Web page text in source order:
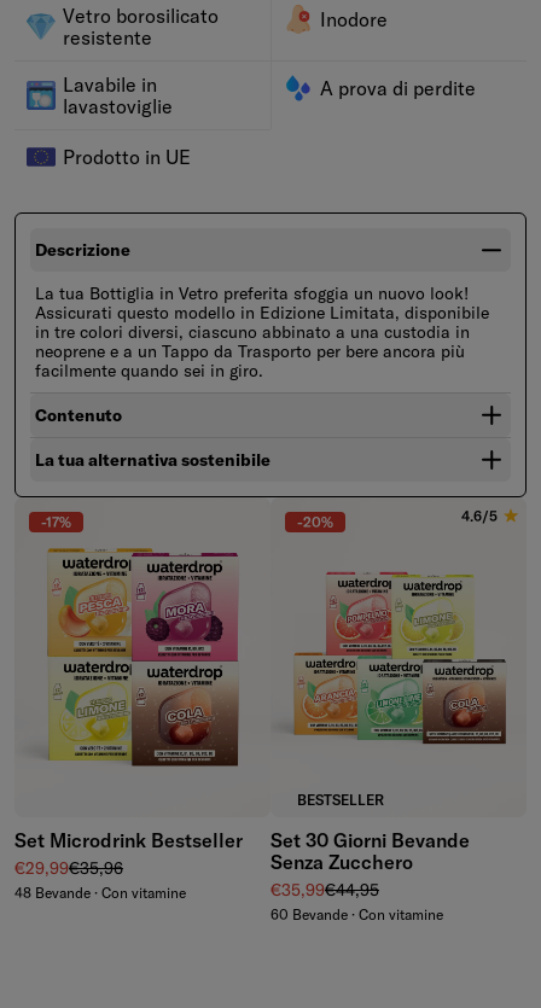
Vetro borosilicato
resistente
Inodore
Lavabile in
lavastoviglie
A prova di perdite
Prodotto in UE
Descrizione
La tua Bottiglia in Vetro preferita sfoggia un nuovo look!
Assicurati questo modello in Edizione Limitata, disponibile
in tre colori diversi, ciascuno abbinato a una custodia in
neoprene e a un Tappo da Trasporto per bere ancora più
facilmente quando sei in giro.
Contenuto
La tua alternativa sostenibile
-17%
Set Microdrink Bestseller
Prezzo di vendita
€29,99Prezzo regolare
€35,96
48 Bevande · Con vitamine
-20%
BESTSELLER
4.6/5
Set 30 Giorni Bevande
Senza Zucchero
Prezzo di vendita
€35,99Prezzo regolare
€44,95
60 Bevande · Con vitamine